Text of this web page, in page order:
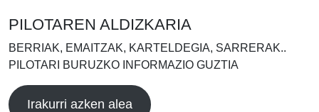
PILOTAREN ALDIZKARIA
BERRIAK, EMAITZAK, KARTELDEGIA, SARRERAK..
PILOTARI BURUZKO INFORMAZIO GUZTIA
Irakurri azken alea